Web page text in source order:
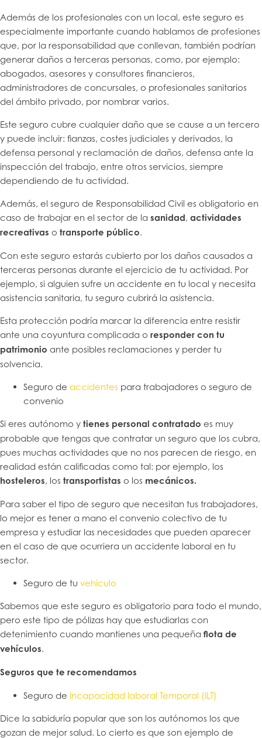
Además de los profesionales con un local, este seguro es
especialmente importante cuando hablamos de profesiones
que, por la responsabilidad que conllevan, también podrían
generar daños a terceras personas, como, por ejemplo:
abogados, asesores y consultores financieros,
administradores de concursales, o profesionales sanitarios
del ámbito privado, por nombrar varios.
Este seguro cubre cualquier daño que se cause a un tercero
y puede incluir: fianzas, costes judiciales y derivados, la
defensa personal y reclamación de daños, defensa ante la
inspección del trabajo, entre otros servicios, siempre
dependiendo de tu actividad.
Además, el seguro de Responsabilidad Civil es obligatorio en
caso de trabajar en el sector de la sanidad, actividades
recreativas o transporte público.
Con este seguro estarás cubierto por los daños causados a
terceras personas durante el ejercicio de tu actividad. Por
ejemplo, si alguien sufre un accidente en tu local y necesita
asistencia sanitaria, tu seguro cubrirá la asistencia.
Esta protección podría marcar la diferencia entre resistir
ante una coyuntura complicada o responder con tu
patrimonio ante posibles reclamaciones y perder tu
solvencia.
Seguro de accidentes para trabajadores o seguro de
convenio
Si eres autónomo y tienes personal contratado es muy
probable que tengas que contratar un seguro que los cubra,
pues muchas actividades que no nos parecen de riesgo, en
realidad están calificadas como tal: por ejemplo, los
hosteleros, los transportistas o los mecánicos.
Para saber el tipo de seguro que necesitan tus trabajadores,
lo mejor es tener a mano el convenio colectivo de tu
empresa y estudiar las necesidades que pueden aparecer
en el caso de que ocurriera un accidente laboral en tu
sector.
Seguro de tu vehículo
Sabemos que este seguro es obligatorio para todo el mundo,
pero este tipo de pólizas hay que estudiarlas con
detenimiento cuando mantienes una pequeña flota de
vehículos.
Seguros que te recomendamos
Seguro de Incapacidad laboral Temporal (ILT)
Dice la sabiduría popular que son los autónomos los que
gozan de mejor salud. Lo cierto es que son ejemplo de